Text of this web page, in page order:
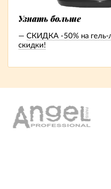
Узнать больше
СКИДКА -50% на гель-
скидки!